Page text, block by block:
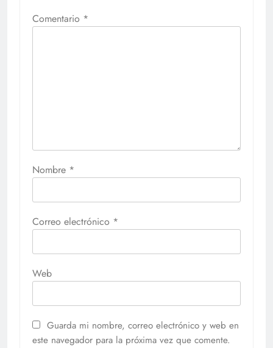
Comentario *
Nombre *
Correo electrónico *
Web
Guarda mi nombre, correo electrónico y web en
este navegador para la próxima vez que comente.